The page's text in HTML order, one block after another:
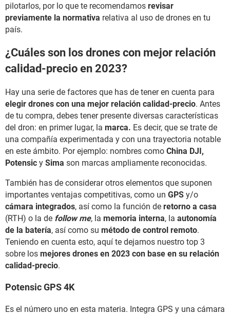
pilotarlos, por lo que te recomendamos revisar
previamente la normativa relativa al uso de drones en tu
país.
¿Cuáles son los drones con mejor relación
calidad-precio en 2023?
Hay una serie de factores que has de tener en cuenta para
elegir drones con una mejor relación calidad-precio. Antes
de tu compra, debes tener presente diversas características
del dron: en primer lugar, la marca. Es decir, que se trate de
una compañía experimentada y con una trayectoria notable
en este ámbito. Por ejemplo: nombres como China DJI,
Potensic y Sima son marcas ampliamente reconocidas.
También has de considerar otros elementos que suponen
importantes ventajas competitivas, como un GPS y/o
cámara integrados, así como la función de retorno a casa
(RTH) o la de follow me, la memoria interna, la autonomía
de la batería, así como su método de control remoto.
Teniendo en cuenta esto, aquí te dejamos nuestro top 3
sobre los mejores drones en 2023 con base en su relación
calidad-precio.
Potensic GPS 4K
Es el número uno en esta materia. Integra GPS y una cámara